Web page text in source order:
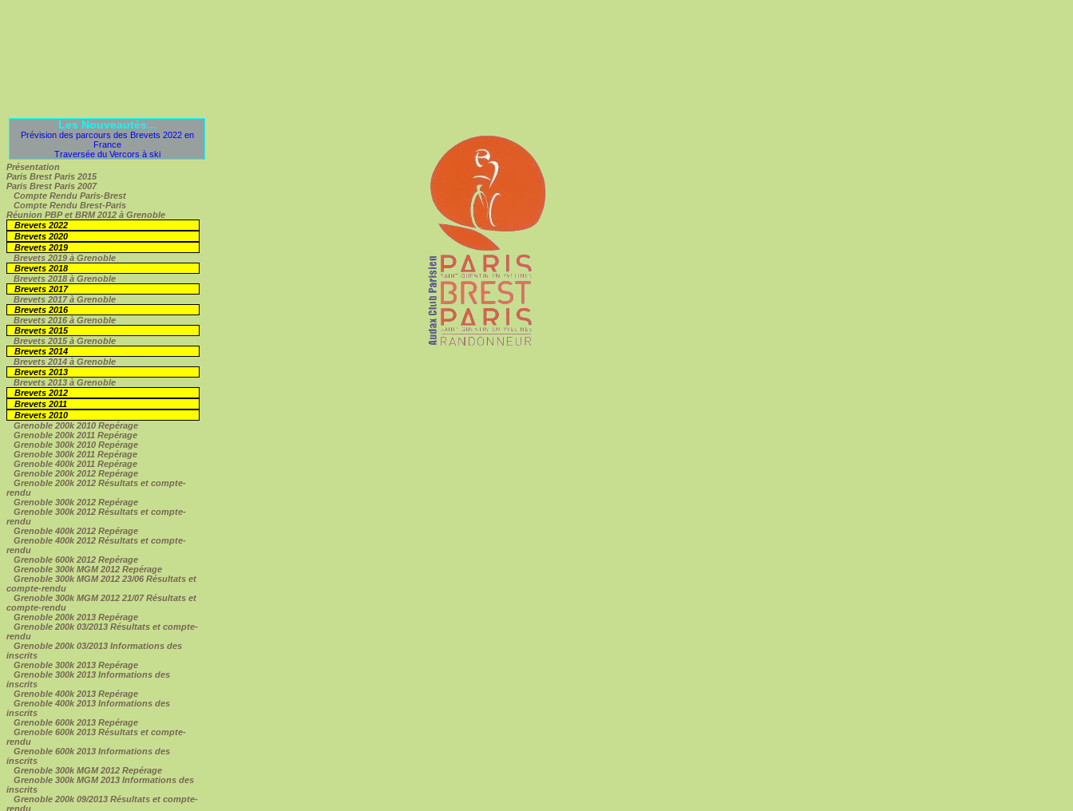
Les Nouveautés...
Prévision des parcours des Brevets 2022 en
France
Traversée du Vercors à ski
Présentation
Paris Brest Paris 2015
Paris Brest Paris 2007
Compte Rendu Paris-Brest
Compte Rendu Brest-Paris
Réunion PBP et BRM 2012 à Grenoble
Brevets 2022
Brevets 2020
Brevets 2019
Brevets 2019 à Grenoble
Brevets 2018
Brevets 2018 à Grenoble
Brevets 2017
Brevets 2017 à Grenoble
Brevets 2016
Brevets 2016 à Grenoble
Brevets 2015
Brevets 2015 à Grenoble
Brevets 2014
Brevets 2014 à Grenoble
Brevets 2013
Brevets 2013 à Grenoble
Brevets 2012
Brevets 2011
Brevets 2010
Grenoble 200k 2010 Repérage
Grenoble 200k 2011 Repérage
Grenoble 300k 2010 Repérage
Grenoble 300k 2011 Repérage
Grenoble 400k 2011 Repérage
Grenoble 200k 2012 Repérage
Grenoble 200k 2012 Résultats et compte-
rendu
Grenoble 300k 2012 Repérage
Grenoble 300k 2012 Résultats et compte-
rendu
Grenoble 400k 2012 Repérage
Grenoble 400k 2012 Résultats et compte-
rendu
Grenoble 600k 2012 Repérage
Grenoble 300k MGM 2012 Repérage
Grenoble 300k MGM 2012 23/06 Résultats et
compte-rendu
Grenoble 300k MGM 2012 21/07 Résultats et
compte-rendu
Grenoble 200k 2013 Repérage
Grenoble 200k 03/2013 Résultats et compte-
rendu
Grenoble 200k 03/2013 Informations des
inscrits
Grenoble 300k 2013 Repérage
Grenoble 300k 2013 Informations des
inscrits
Grenoble 400k 2013 Repérage
Grenoble 400k 2013 Informations des
inscrits
Grenoble 600k 2013 Repérage
Grenoble 600k 2013 Résultats et compte-
rendu
Grenoble 600k 2013 Informations des
inscrits
Grenoble 300k MGM 2012 Repérage
Grenoble 300k MGM 2013 Informations des
inscrits
Grenoble 200k 09/2013 Résultats et compte-
rendu